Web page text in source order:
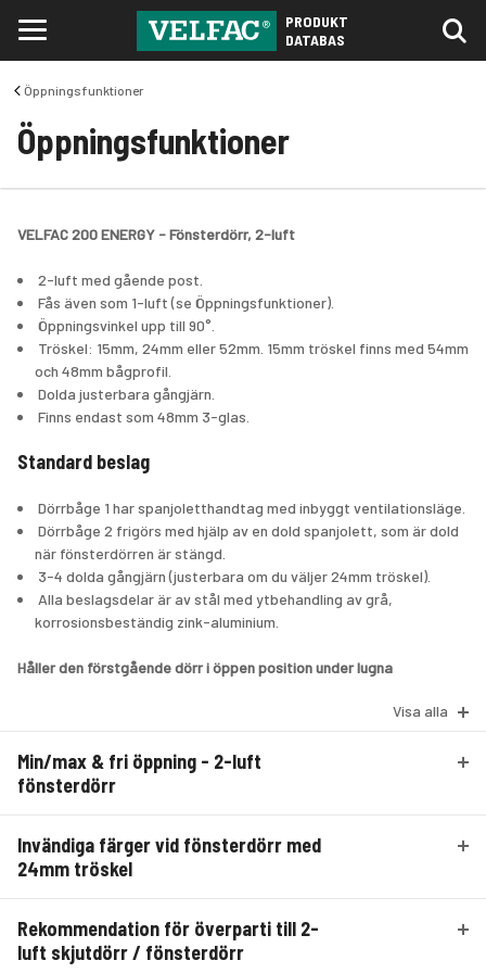
PRODUKT
DATABAS
Öppningsfunktioner
Öppningsfunktioner
VELFAC 200 ENERGY - Fönsterdörr, 2-luft
2-luft med gående post.
Fås även som 1-luft (se Öppningsfunktioner).
Öppningsvinkel upp till 90°.
och 48mm bågprofil.
Dolda justerbara gångjärn.
Finns endast som 48mm 3-glas.
Standard beslag
Dörrbåge 1 har spanjoletthandtag med inbyggt ventilationsläge.
när fönsterdörren är stängd.
3-4 dolda gångjärn (justerbara om du väljer 24mm tröskel).
korrosionsbeständig zink-aluminium.
Håller den förstgående dörr i öppen position under lugna
dörrar som är bredare än 850mm och högere än 1950mm) ELLER
Vanligt spanjoletthandtag kombinerat med en justerbar
1950mm, har alltid denna lösning.
15mm HELO® tröskel med slitstark, grå ytbehandling eller
24mm alu/PA tröskel eller
52mm trä-tröskel med aluminiumslitskena.
Visa alla
Min/max & fri öppning - 2-luft
fönsterdörr
Invändiga färger vid fönsterdörr med
24mm tröskel
Rekommendation för överparti till 2-
luft skjutdörr / fönsterdörr